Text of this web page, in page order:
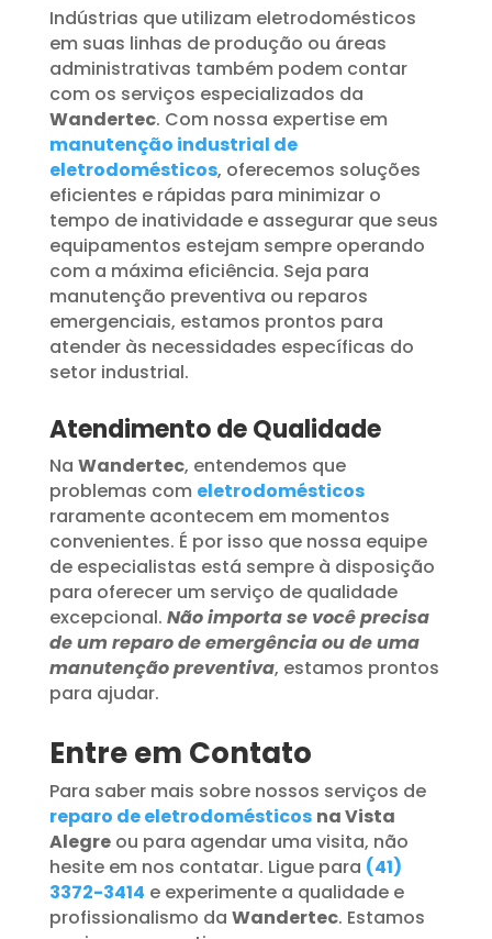
Indústrias que utilizam eletrodomésticos
em suas linhas de produção ou áreas
administrativas também podem contar
com os serviços especializados da
Wandertec. Com nossa expertise em
manutenção industrial de
eletrodomésticos, oferecemos soluções
eficientes e rápidas para minimizar o
tempo de inatividade e assegurar que seus
equipamentos estejam sempre operando
com a máxima eficiência. Seja para
manutenção preventiva ou reparos
emergenciais, estamos prontos para
atender às necessidades específicas do
setor industrial.
Atendimento de Qualidade
Na Wandertec, entendemos que
problemas com eletrodomésticos
raramente acontecem em momentos
convenientes. É por isso que nossa equipe
de especialistas está sempre à disposição
para oferecer um serviço de qualidade
excepcional. Não importa se você precisa
de um reparo de emergência ou de uma
manutenção preventiva, estamos prontos
para ajudar.
Entre em Contato
Para saber mais sobre nossos serviços de
reparo de eletrodomésticos na Vista
Alegreou para agendar uma visita, não
hesite em nos contatar. Ligue para (41)
3372-3414 e experimente a qualidade e
profissionalismo da Wandertec. Estamos